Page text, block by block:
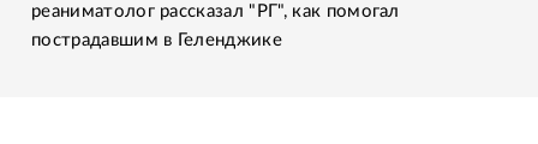
реаниматолог рассказал "РГ", как помогал
пострадавшим в Геленджике